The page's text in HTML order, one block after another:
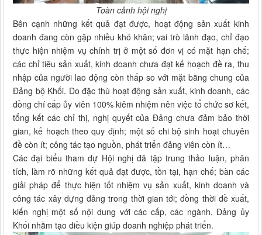
Toàn cảnh hội nghị
Bên cạnh những kết quả đạt được, hoạt động sản xuất kinh
doanh đang còn gặp nhiều khó khăn; vai trò lãnh đạo, chỉ đạo
thực hiện nhiệm vụ chính trị ở một số đơn vị có mặt hạn chế;
các chỉ tiêu sản xuất, kinh doanh chưa đạt kế hoạch đề ra, thu
nhập của người lao động còn thấp so với mặt bằng chung của
Đảng bộ Khối. Do đặc thù hoạt động sản xuất, kinh doanh, các
đồng chí cấp ủy viên 100% kiêm nhiệm nên việc tổ chức sơ kết,
tổng kết các chỉ thị, nghị quyết của Đảng chưa đảm bảo thời
gian, kế hoạch theo quy định; một số chi bộ sinh hoạt chuyên
đề còn ít; công tác tạo nguồn, phát triển đảng viên còn ít…
Các đại biểu tham dự Hội nghị đã tập trung thảo luận, phân
tích, làm rõ những kết quả đạt được, tồn tại, hạn chế; bàn các
giải pháp để thực hiện tốt nhiệm vụ sản xuất, kinh doanh và
công tác xây dựng đảng trong thời gian tới; đồng thời đề xuất,
kiến nghị một số nội dung với các cấp, các ngành, Đảng ủy
Khối nhằm tạo điều kiện giúp doanh nghiệp phát triển.